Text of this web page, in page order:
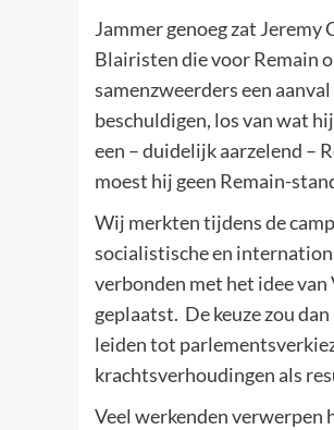
Jammer genoeg zat
Blairisten die voor Remain
samenzweerders een
beschuldigen, los van wat
een – duidelijk aarzelend –
moest hij geen Remain-
Wij merkten tijdens de
socialistische en
verbonden met het idee
geplaatst. De keuze zou
leiden tot
krachtsverhoudingen als
Veel werkenden verwerpen